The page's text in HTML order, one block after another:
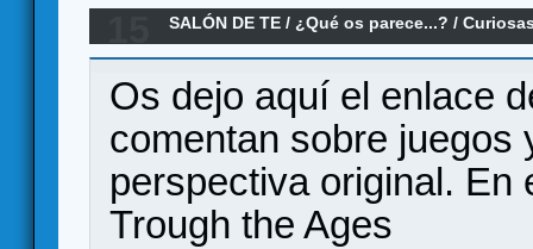
SALÓN DE TE / ¿Qué os parece...? /
Os dejo aquí el enlace
comentan sobre juegos
perspectiva original. En
Trough the Ages